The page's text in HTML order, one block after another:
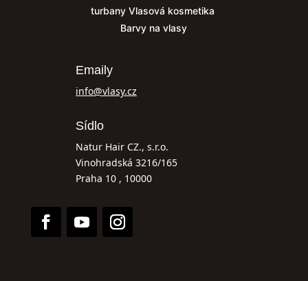
turbany Vlasová kosmetika
Barvy na vlasy
Emaily
info@vlasy.cz
Sídlo
Natur Hair CZ., s.r.o.
Vinohradská 3216/165
Praha 10 , 10000